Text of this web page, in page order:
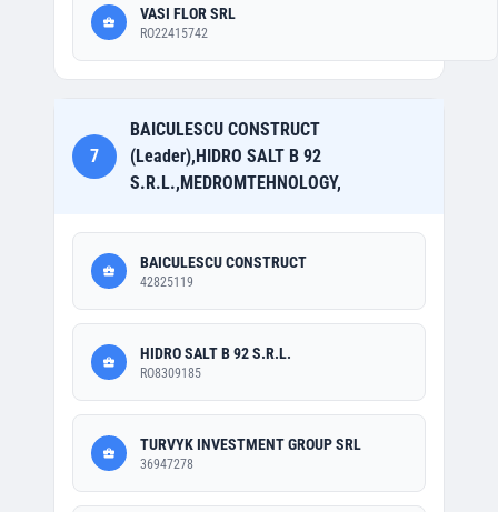
VASI FLOR SRL
RO22415742
7
BAICULESCU CONSTRUCT
(Leader),HIDRO SALT B 92
S.R.L.,MEDROMTEHNOLOGY,
BAICULESCU CONSTRUCT
42825119
HIDRO SALT B 92 S.R.L.
RO8309185
TURVYK INVESTMENT GROUP SRL
36947278